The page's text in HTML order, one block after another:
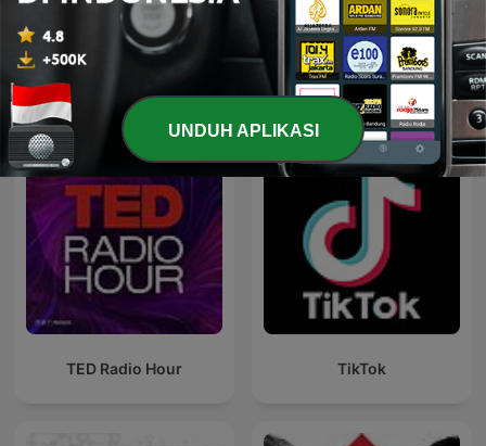
RADIO
Radio@Radio
Podcast Teknologi internasional
TED Radio Hour TikTok
UNDUH APLIKASI